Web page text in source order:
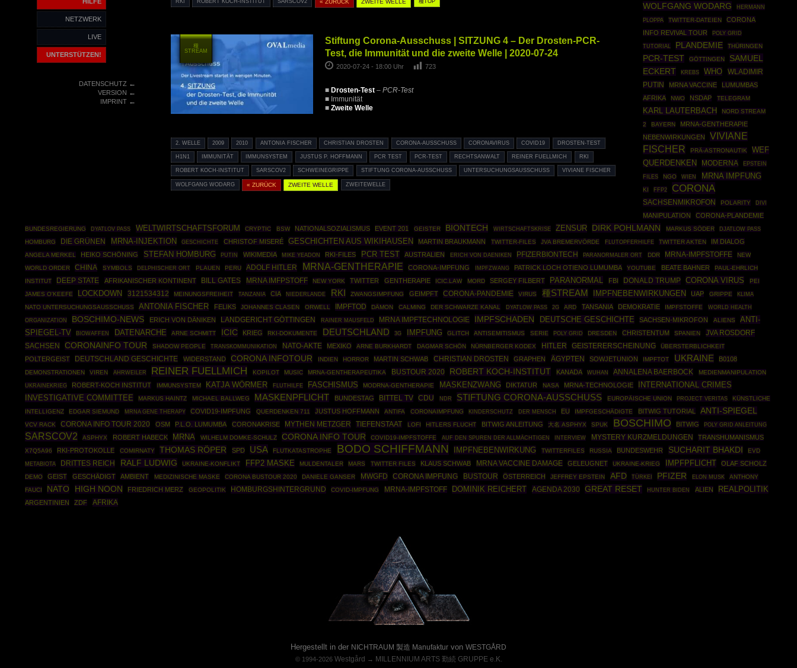
NETZWERK
LIVE
UNTERSTÜTZEN!
DATENSCHUTZ←
VERSION ←
IMPRINT←
RKI ROBERT KOCH-INSTITUT SARSCOV2 « ZURÜCK ZWEITE WELLE 種TOP
Stiftung Corona-Ausschuss | SITZUNG 4 – Der Drosten-PCR-
Test, die Immunität und die zweite Welle | 2020-07-24
2020-07-24 - 18:00 Uhr 723
■ Drosten-Test– PCR-Test
■ Immunität
■ Zweite Welle
2. WELLE 2009 2010 ANTONIA FISCHER CHRISTIAN DROSTEN CORONA-AUSSCHUSS CORONAVIRUS COVID19 DROSTEN-TEST
H1N1 IMMUNITÄT IMMUNSYSTEM JUSTUS P. HOFFMANN PCR TEST PCR-TEST RECHTSANWALT REINER FUELLMICH RKI
ROBERT KOCH-INSTITUT SARSCOV2 SCHWEINEGRIPPE STIFTUNG CORONA-AUSSCHUSS UNTERSUCHUNGSAUSSCHUSS VIVIANE FISCHER
WOLFGANG WODARG « ZURÜCK ZWEITE WELLE ZWEITEWELLE
種
STREAM
WOLFGANG WODARG
HERMANN
PLOPPA
TWITTER-DATEIEN
CORONA
INFO REVIVAL TOUR
POLY GRID
TUTORIAL
PLANDEMIE THÜRINGEN
PCR-TEST GÖTTINGEN
SAMUEL
ECKERT
KREBS WHO
WLADIMIR
PUTIN
MRNA VACCINE
LUMUMBAS
AFRIKA
NWO NSDAP TELEGRAM
KARL LAUTERBACH
NORD STREAM
2
BAYERN
MRNA-GENTHERAPIE
NEBENWIRKUNGEN
VIVIANE
FISCHER
PRÄ-ASTRONAUTIK
WEF
QUERDENKEN
MODERNA
EPSTEIN
FILES
NGO WIEN MRNA IMPFUNG
KI FFP2 CORONA
SACHSENMIKROFON POLARITY DIVI
MANIPULATION CORONA-PLANDEMIE
BUNDESREGIERUNG DYATLOV PASS WELTWIRTSCHAFTSFORUM CRYPTIC BSW NATIONALSOZIALISMUS EVENT 201 GEISTER BIONTECH WIRTSCHAFTSKRISE ZENSUR DIRK POHLMANN MARKUS SÖDER DJATLOW PASS
HOMBURG DIE GRÜNEN MRNA-INJEKTION GESCHICHTE CHRISTOF MISERÉ GESCHICHTEN AUS WIKIHAUSEN MARTIN BRAUKMANN TWITTER-FILES JVA BREMERVÖRDE FLUTOPFERHILFE TWITTER AKTEN IM DIALOG
ANGELA MERKEL HEIKO SCHÖNING STEFAN HOMBURG PUTIN WIKIMEDIA MIKE YEADON RKI-FILES PCR TEST AUSTRALIEN ERICH VON DAENIKEN PFIZERBIONTECH PARANORMALER ORT DDR MRNA-IMPFSTOFFE
NEW
WORLD ORDER
CHINA SYMBOLS DELPHISCHER ORT PLAUEN PERU ADOLF HITLER MRNA-GENTHERAPIE CORONA-IMPFUNG IMPFZWANG PATRICK LOCH OTIENO LUMUMBA YOUTUBE BEATE BAHNER
PAUL-EHRLICH
INSTITUT
DEEP STATE AFRIKANISCHER KONTINENT BILL GATES MRNA IMFPSTOFF NEW YORK TWITTER GENTHERAPIE ICIC.LAW MORD SERGEY FILBERT PARANORMAL FBI DONALD TRUMP CORONA VIRUS
PEI
JAMES O'KEEFE
LOCKDOWN 3121534312 MEINUNGSFREIHEIT TANZANIA CIA NIEDERLANDE RKI ZWANGSIMPFUNG GEIMPFT CORONA-PANDEMIE VIRUS 種STREAM IMPFNEBENWIRKUNGEN UAP GRIPPE KLIMA
NATO UNTERSUCHUNGSAUSSCHUSS ANTONIA FISCHER FELIKS JOHANNES CLASEN ORWELL IMPFTOD DÄMON CALMING DER SCHWARZE KANAL DYATLOW PASS 2G ARD TANSANIA DEMOKRATIE IMPFSTOFFE
WORLD HEALTH
ORGANIZATION
BOSCHIMO-NEWS ERICH VON DÄNIKEN LANDGERICHT GÖTTINGEN RAINER MAUSFELD MRNA IMPFTECHNOLOGIE IMPFSCHADEN DEUTSCHE GESCHICHTE SACHSEN-MIKROFON ALIENS
ANTI-
SPIEGEL-TV
BIOWAFFEN DATENARCHE ARNE SCHMITT ICIC KRIEG RKI-DOKUMENTE DEUTSCHLAND 3G IMPFUNG GLITCH ANTISEMITISMUS SERIE POLY GRID DRESDEN CHRISTENTUM SPANIEN
JVA ROSDORF
SACHSEN
CORONAINFO TOUR SHADOW PEOPLE TRANSKOMMUNIKATION NATO-AKTE MEXIKO ARNE BURKHARDT DAGMAR SCHÖN NÜRNBERGER KODEX HITLER GEISTERERSCHEINUNG ÜBERSTERBLICHKEIT
POLTERGEIST DEUTSCHLAND GESCHICHTE WIDERSTAND CORONA INFOTOUR INDIEN HORROR MARTIN SCHWAB CHRISTIAN DROSTEN GRAPHEN ÄGYPTEN SOWJETUNION IMPFTOT UKRAINE B0108
DEMONSTRATIONEN VIREN AHRWEILER REINER FUELLMICH KOPILOT MUSIC MRNA-GENTHERAPEUTIKA BUSTOUR 2020 ROBERT KOCH-INSTITUT KANADA WUHAN ANNALENA BAERBOCK
MEDIENMANIPULATION
UKRAINEKRIEG
ROBERT-KOCH INSTITUT IMMUNSYSTEM KATJA WÖRMER FLUTHILFE FASCHISMUS MODRNA-GENTHERAPIE MASKENZWANG DIKTATUR NASA MRNA-TECHNOLOGIE
INTERNATIONAL CRIMES
INVESTIGATIVE COMMITTEE
MARKUS HAINTZ MICHAEL BALLWEG MASKENPFLICHT BUNDESTAG BITTEL TV CDU NDR STIFTUNG CORONA-AUSSCHUSS EUROPÄISCHE UNION PROJECT VERITAS
KÜNSTLICHE
INTELLIGENZ
EDGAR SIEMUND MRNA GENE THERAPY COVID19-IMPFUNG QUERDENKEN 711 JUSTUS HOFFMANN ANTIFA CORONAIMPFUNG KINDERSCHUTZ DER MENSCH EU IMPFGESCHÄDIGTE BITWIG TUTORIAL ANTI-SPIEGEL
VCV RACK CORONA INFO TOUR 2020 OSM P.L.O. LUMUMBA CORONAKRISE MYTHEN METZGER TIEFENSTAAT LOFI HITLERS FLUCHT BITWIG ANLEITUNG 大名 ASPHYX SPUK BOSCHIMO BITWIG POLY GRID ANLEITUNG
SARSCOV2 ASPHYX ROBERT HABECK MRNA WILHELM DOMKE-SCHULZ CORONA INFO TOUR COVID19-IMPFSTOFFE AUF DEN SPUREN DER ALLMÄCHTIGEN INTERVIEW MYSTERY KURZMELDUNGEN TRANSHUMANISMUS
X7Q5A96 RKI-PROTOKOLLE COMIRNATY THOMAS RÖPER SPD USA FLUTKATASTROPHE BODO SCHIFFMANN IMPFNEBENWIRKUNG TWITTERFILES RUSSIA BUNDESWEHR SUCHARIT BHAKDI EVD
METABIOTA DRITTES REICH RALF LUDWIG UKRAINE-KONFLIKT FFP2 MASKE MULDENTALER MARS TWITTER FILES KLAUS SCHWAB MRNA VACCINE DAMAGE GELEUGNET UKRAINE-KRIEG IMPFPFLICHT OLAF SCHOLZ
DEMO GEIST GESCHÄDIGT AMBIENT MEDIZINISCHE MASKE CORONA BUSTOUR 2020 DANIELE GANSER MWGFD CORONA IMPFUNG BUSTOUR ÖSTERREICH JEFFREY EPSTEIN AFD TÜRKEI PFIZER ELON MUSK
ANTHONY
FAUCI
NATO HIGH NOON FRIEDRICH MERZ GEOPOLITIK HOMBURGSHINTERGRUND COVID-IMPFUNG MRNA-IMPFSTOFF DOMINIK REICHERT AGENDA 2030 GREAT RESET HUNTER BIDEN ALIEN REALPOLITIK
ARGENTINIEN ZDF AFRIKA
Hergestellt in der NICHTRAUM 製造 Manufaktur von WESTGÅRD
© 1994-2026 Westgård → MILLENNIUM ARTS 勤続 GRUPPE e.K.
Powered By :